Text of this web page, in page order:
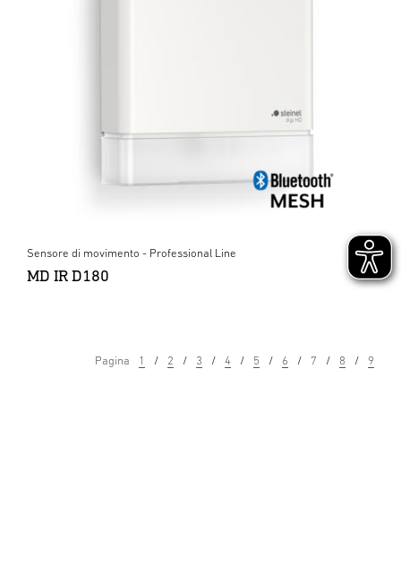
Sensore di movimento - Professional Line
MD IR D180
Pagina 1 2 3 4 5 6 7 8 9